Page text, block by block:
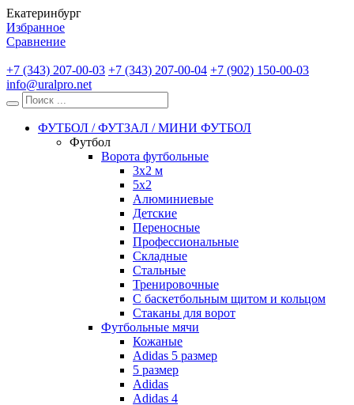
Екатеринбург
Избранное
Сравнение
+7 (343) 207-00-03 +7 (343) 207-00-04 +7 (902) 150-00-03
info@uralpro.net
ФУТБОЛ / ФУТЗАЛ / МИНИ ФУТБОЛ
Футбол
Ворота футбольные
3х2 м
5х2
Алюминиевые
Детские
Переносные
Профессиональные
Складные
Стальные
Тренировочные
С баскетбольным щитом и кольцом
Стаканы для ворот
Футбольные мячи
Кожаные
Adidas 5 размер
5 размер
Adidas
Adidas 4